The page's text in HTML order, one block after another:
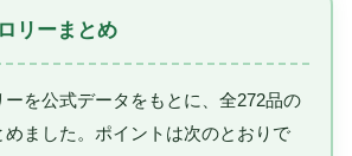
リーまとめ
を公式データをもとに、全272品の
ました。ポイントは次のとおりで